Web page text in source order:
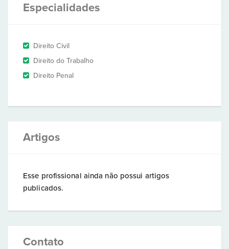
Especialidades
Direito Civil
Direito do Trabalho
Direito Penal
Artigos
Esse profissional ainda não possui artigos
publicados.
Contato